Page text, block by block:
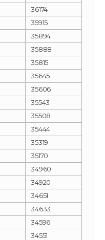
36174
35915
35894
35888
35815
35645
35606
35543
35508
35444
35319
35170
34960
34920
34651
34633
34596
34551